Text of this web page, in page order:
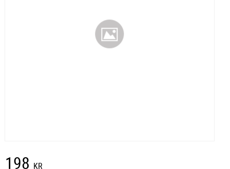
198 KR